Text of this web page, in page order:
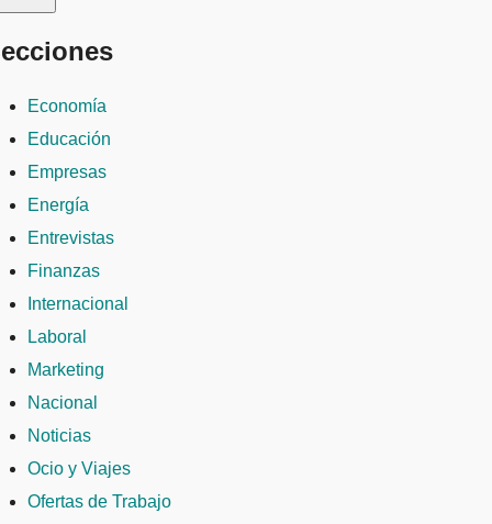
Economía
Educación
Empresas
Energía
Entrevistas
Finanzas
Internacional
Laboral
Marketing
Nacional
Noticias
Ocio y Viajes
Ofertas de Trabajo